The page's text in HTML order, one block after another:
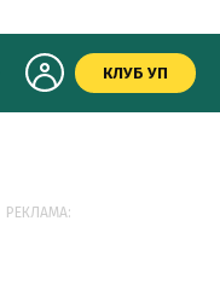
КЛУБ УП
РЕКЛАМА: